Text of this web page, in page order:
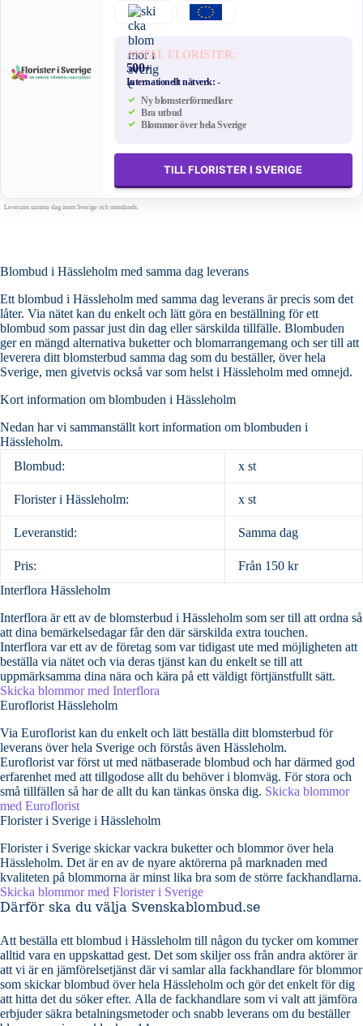
ANTAL FLORISTER:
500+
Internationellt nätverk: -
Ny blomsterförmedlare
Bra utbud
Blommor över hela Sverige
TILL FLORISTER I SVERIGE
Leverans samma dag inom Sverige och utomlands.
Blombud i Hässleholm med samma dag leverans
Ett blombud i Hässleholm med samma dag leverans är precis som det
låter. Via nätet kan du enkelt och lätt göra en beställning för ett
blombud som passar just din dag eller särskilda tillfälle. Blombuden
ger en mängd alternativa buketter och blomarrangemang och ser till att
leverera ditt blomsterbud samma dag som du beställer, över hela
Sverige, men givetvis också var som helst i Hässleholm med omnejd.
Kort information om blombuden i Hässleholm
Nedan har vi sammanställt kort information om blombuden i
Hässleholm.
Blombud:
x st
Florister i Hässleholm: x st
Leveranstid: Samma dag
Pris:
Från 150 kr
Interflora Hässleholm
Interflora är ett av de blomsterbud i Hässleholm som ser till att ordna så
att dina bemärkelsedagar får den där särskilda extra touchen.
Interflora var ett av de företag som var tidigast ute med möjligheten att
beställa via nätet och via deras tjänst kan du enkelt se till att
uppmärksamma dina nära och kära på ett väldigt förtjänstfullt sätt.
Skicka blommor med Interflora
Euroflorist Hässleholm
Via Euroflorist kan du enkelt och lätt beställa ditt blomsterbud för
leverans över hela Sverige och förstås även Hässleholm.
Euroflorist var först ut med nätbaserade blombud och har därmed god
erfarenhet med att tillgodose allt du behöver i blomväg. För stora och
små tillfällen så har de allt du kan tänkas önska dig. Skicka blommor
med Euroflorist
Florister i Sverige i Hässleholm
Florister i Sverige skickar vackra buketter och blommor över hela
Hässleholm. Det är en av de nyare aktörerna på marknaden med
kvaliteten på blommorna är minst lika bra som de större fackhandlarna.
Skicka blommor med Florister i Sverige
Därför ska du välja Svenskablombud.se
Att beställa ett blombud i Hässleholm till någon du tycker om kommer
alltid vara en uppskattad gest. Det som skiljer oss från andra aktörer är
att vi är en jämförelsetjänst där vi samlar alla fackhandlare för blommor
som skickar blombud över hela Hässleholm och gör det enkelt för dig
att hitta det du söker efter. Alla de fackhandlare som vi valt att jämföra
erbjuder säkra betalningsmetoder och snabb leverans om du beställer